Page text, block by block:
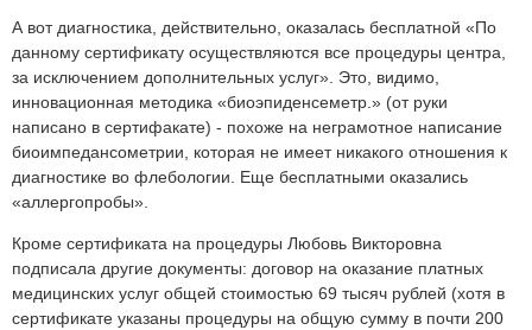
А вот диагностика, действительно, оказалась бесплатной «По
данному сертификату осуществляются все процедуры центра,
за исключением дополнительных услуг». Это, видимо,
инновационная методика «биоэпиденсеметр.» (от руки
написано в сертифакате) - похоже на неграмотное написание
биоимпедансометрии, которая не имеет никакого отношения к
диагностике во флебологии. Еще бесплатными оказались
«аллергопробы».
Кроме сертификата на процедуры Любовь Викторовна
подписала другие документы: договор на оказание платных
медицинских услуг общей стоимостью 69 тысяч рублей (хотя в
сертификате указаны процедуры на общую сумму в почти 200